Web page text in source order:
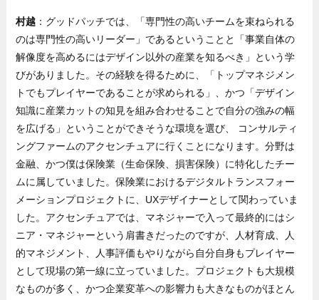
村越 ：グッドパッチでは、「専門性の高いチームを束ねられる
のは専門性の高いリーダー」であるということと「事業自体の
解像度を高めるにはデザイン以外の産業を知るべき」という学
びがありました。その経験を得るために、「トップマネジメン
トでもプレイヤーであることが求められる」、かつ「デザイン
知識に産業カットの知見を組み合わせることで自分の強みの幅
を広げる」ということができそうな環境を選び、 コンサルティ
ングファームのアクセンチュアに行くことになります。分野は
金融、かつ僕は保険業（生命保険、損害保険）に特化したチー
ムに属していました。保険業におけるデジタルトランスフォー
メーションプロジェクトに、UXデザイナーとして関わっていま
した。アクセンチュアでは、マネジャーで入って最終的にはシ
ニア・マネジャーという肩書きだったのですが、人材育成、人
的マネジメント、人事評価もやりながら自分自身もプレイヤー
として現場の第一線に立っていました。プロジェクトも大規模
なものが多く、かつ企業変革への影響力も大きなものがほとん